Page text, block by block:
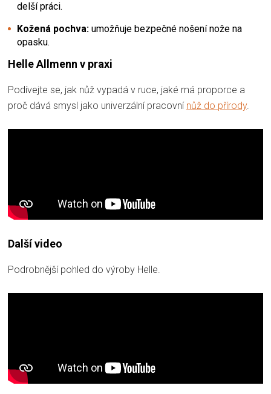
delší práci.
Kožená pochva: umožňuje bezpečné nošení nože na
opasku.
Helle Allmenn v praxi
Podívejte se, jak nůž vypadá v ruce, jaké má proporce a
proč dává smysl jako univerzální pracovní nůž do přírody.
Další video
Podrobnější pohled do výroby Helle.